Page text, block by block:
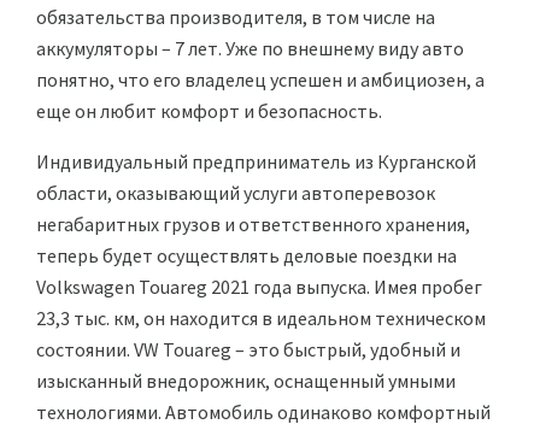
обязательства производителя, в том числе на
аккумуляторы – 7 лет. Уже по внешнему виду авто
понятно, что его владелец успешен и амбициозен, а
еще он любит комфорт и безопасность.
Индивидуальный предприниматель из Курганской
области, оказывающий услуги автоперевозок
негабаритных грузов и ответственного хранения,
теперь будет осуществлять деловые поездки на
Volkswagen Touareg 2021 года выпуска. Имея пробег
23,3 тыс. км, он находится в идеальном техническом
состоянии. VW Touareg – это быстрый, удобный и
изысканный внедорожник, оснащенный умными
технологиями. Автомобиль одинаково комфортный